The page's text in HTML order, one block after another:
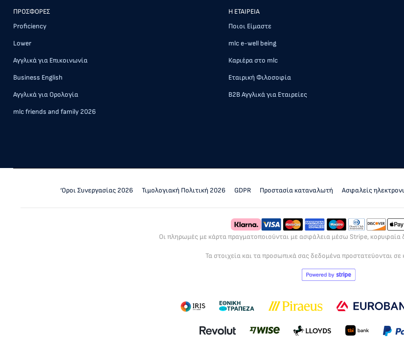
ΠΡΟΣΦΟΡΕΣ
Proficiency
Lower
Αγγλικά για Επικοινωνία
Business English
Αγγλικά για Ορολογία
mlc friends and family 2026
Η ΕΤΑΙΡΕΙΑ
Ποιοι Είμαστε
mlc e-well being
Καριέρα στο mlc
Εταιρική Φιλοσοφία
Β2Β Αγγλικά για Εταιρείες
‘Οροι Συνεργασίας 2026 Τιμολογιακή Πολιτική 2026 GDPR Προστασία καταναλωτή Ασφαλείς
Οι πληρωμές με κάρτα πραγματοποιούνται με ασφάλεια μέσω Stripe,
Τα στοιχεία και τα προσωπικά σας δεδομένα προστατεύονται